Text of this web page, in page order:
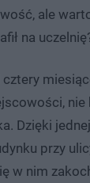
ale
na
nie
Dzięki
przy
w nim